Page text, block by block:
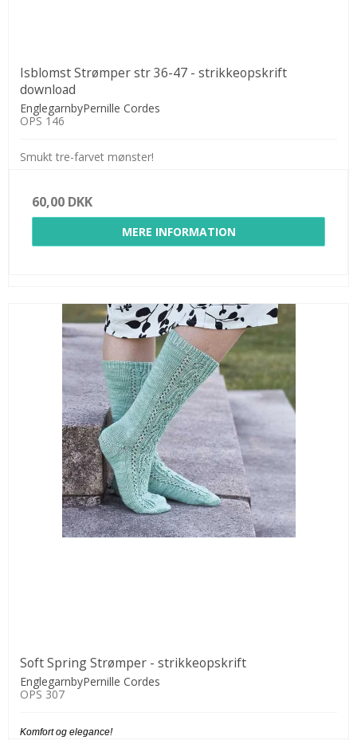
Isblomst Strømper str 36-47 - strikkeopskrift
download
EnglegarnbyPernille Cordes
OPS 146
Smukt tre-farvet mønster!
60,00 DKK
MERE INFORMATION
Soft Spring Strømper - strikkeopskrift
EnglegarnbyPernille Cordes
OPS 307
Komfort og elegance!